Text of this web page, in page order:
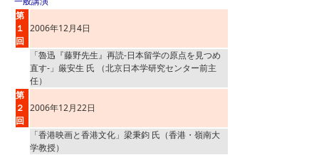
第
１
回
2006年12月4日
「魯迅『藤野先生』再読‐日本留学の原点を見つめ
直す‐」厳安生 氏 （北京日本学研究センター前主
任）
第
２
回
2006年12月22日
「香港映画と香港文化」梁秉鈞 氏（香港・嶺南大
学教授）